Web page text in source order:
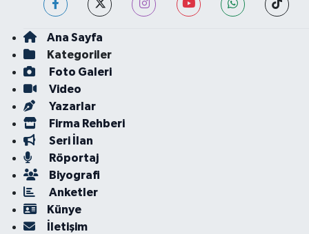
Ana Sayfa
Kategoriler
Foto Galeri
Video
Yazarlar
Firma Rehberi
Seri İlan
Röportaj
Biyografi
Anketler
Künye
İletişim